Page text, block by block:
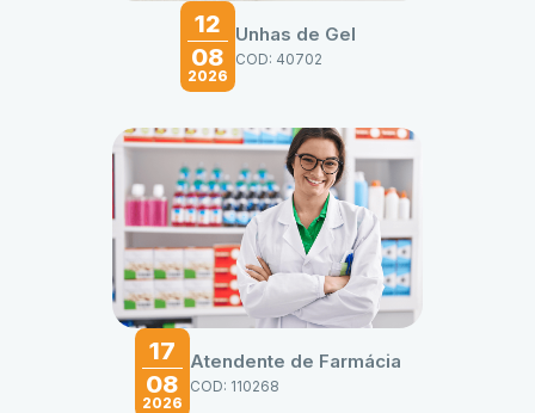
12
08
2026
Unhas de Gel
COD: 40702
17
08
2026
Atendente de Farmácia
COD: 110268